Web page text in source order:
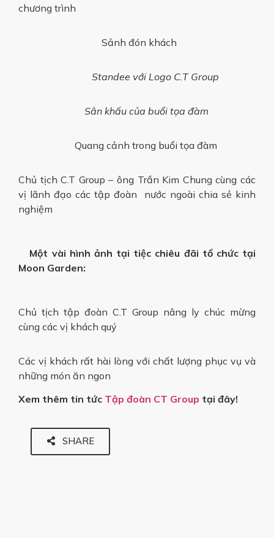
chương trình
Sảnh đón khách
Standee với Logo C.T Group
Sân khấu của buổi tọa đàm
Quang cảnh trong buổi tọa đàm
Chủ tịch C.T Group – ông Trần Kim Chung cùng các
vị lãnh đạo các tập đoàn nước ngoài chia sẻ kinh
nghiệm
Một vài hình ảnh tại tiệc chiêu đãi tổ chức tại
Moon Garden:
Chủ tịch tập đoàn C.T Group nâng ly chúc mừng
cùng các vị khách quý
Các vị khách rất hài lòng với chất lượng phục vụ và
những món ăn ngon
Xem thêm tin tức Tập đoàn CT Group tại đây!
SHARE